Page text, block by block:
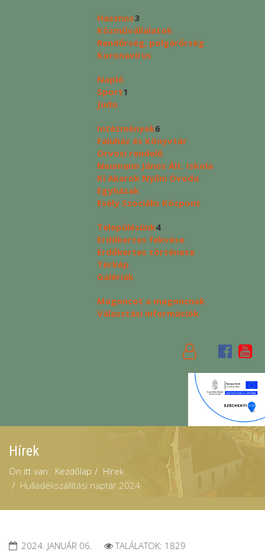
Hasznos3
Közművállalatok
Rendőrség, polgárőrség
Koronavírus
Napló
Sport1
Judo
Intézmények6
Faluház és Könyvtár
Orvosi rendelő
Neumann János Ált. Iskola
Ki Akarok Nyílni Óvoda
Egyházak
Esély Szociális Központ
Településünk4
Erdőkertes fekvése
Erdőkertes története
Térkép
Galériák
Magoncot a magoncnak
Választási információk
Hírek
Ön itt van: Kezdőlap
Hírek
Hulladékszállítási naptár 2024.
2024. JANUÁR 06. TALÁLATOK: 1829